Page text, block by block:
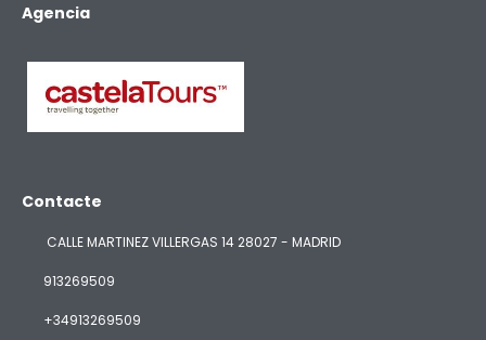
Agencia
Contacte
CALLE MARTINEZ VILLERGAS 14 28027 - MADRID
913269509
+34913269509